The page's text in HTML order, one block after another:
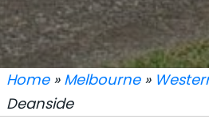
Home» Melbourne»
Deanside